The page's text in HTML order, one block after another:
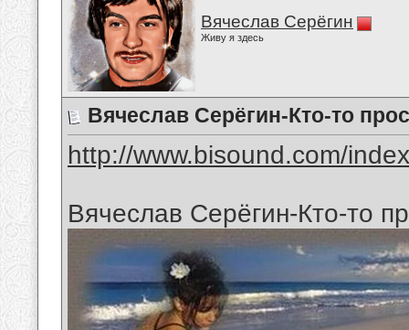
Вячеслав Серёгин
Живу я здесь
Вячеслав Серёгин-Кто-то
http://www.bisound.com/
Вячеслав Серёгин-Кто-то